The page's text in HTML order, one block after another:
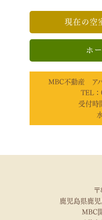
現在の空
ホ
MBC不動産 ア
TEL：
受付時
〒
鹿児島県鹿
MBC